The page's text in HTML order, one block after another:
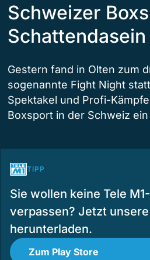
Schweizer
Schattendasein
Gestern fand in Olten zum
sogenannte Fight Night
Spektakel und Profi-
Boxsport in der Schweiz
TIPP
Sie wollen keine Tele
verpassen? Jetzt
herunterladen.
Zum Play Store